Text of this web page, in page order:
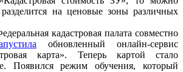
на ценовые зоны различных
кадастровая палата совместно
обновленный онлайн-сервис
карта». Теперь картой стало
Появился режим обучения, который